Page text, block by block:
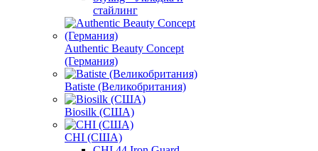
стайлинг
Authentic Beauty Concept
(Германия)
Batiste (Великобритания)
Biosilk (США)
CHI (США)